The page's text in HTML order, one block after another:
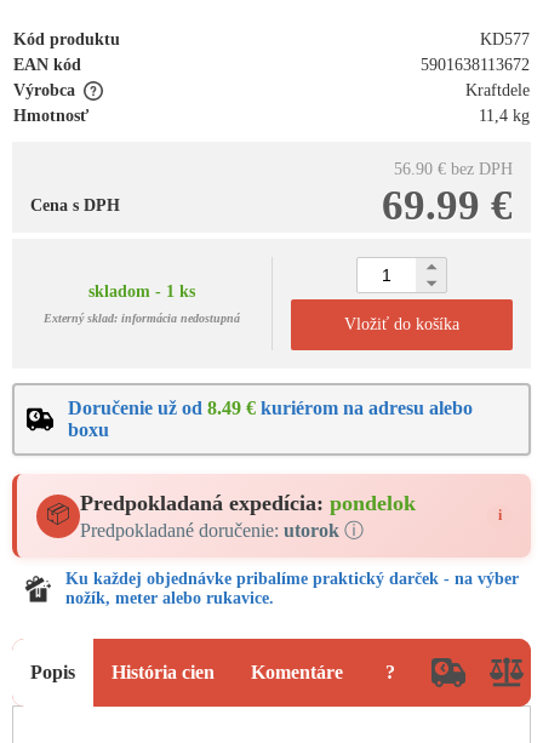
Kód produktu
KD577
EAN kód
5901638113672
Výrobca
Kraftdele
Hmotnosť
11,4 kg
56.90 € bez DPH
69.99 €
Cena s DPH
skladom - 1 ks
Externý sklad: informácia nedostupná Vložiť do košíka
Doručenie už od 8.49 € kuriérom na adresu alebo
boxu
📦 Predpokladaná expedícia: pondelok
Predpokladané doručenie: utorok ⓘ
i
Ku každej objednávke pribalíme praktický darček - na výber
nožík, meter alebo rukavice.
Popis História cien Komentáre ?